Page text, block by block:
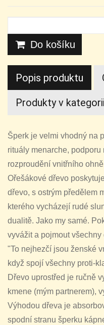
Do košíku
Popis produktu
Produkty v kategorii
Šperk je velmi vhodný na
rituály menarche,
rozproudění vnitřního
Ořešákové dřevo
dřevo, s ostrým předělem
kterého vycházejí rudé
dualitě. Jako my samé.
vyvážit a pojmout
"To nejhezčí jsou ženské
když spojí všechny proti-
Dřevo uprostřed je ručně
kmene (mým partnerem),
Výhodou dřeva je
spodní stranu šperku